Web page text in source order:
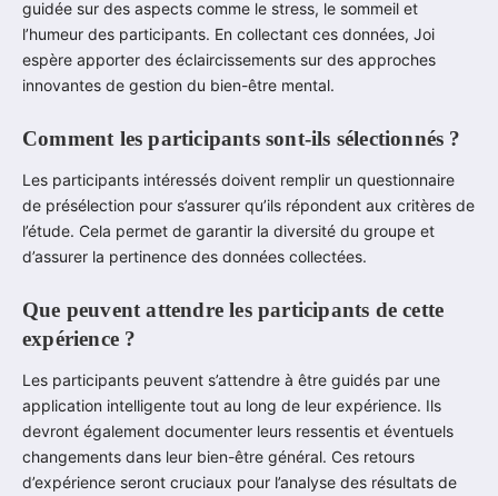
guidée sur des aspects comme le stress, le sommeil et
l’humeur des participants. En collectant ces données, Joi
espère apporter des éclaircissements sur des approches
innovantes de gestion du bien-être mental.
Comment les participants sont-ils sélectionnés ?
Les participants intéressés doivent remplir un questionnaire
de présélection pour s’assurer qu’ils répondent aux critères de
l’étude. Cela permet de garantir la diversité du groupe et
d’assurer la pertinence des données collectées.
Que peuvent attendre les participants de cette
expérience ?
Les participants peuvent s’attendre à être guidés par une
application intelligente tout au long de leur expérience. Ils
devront également documenter leurs ressentis et éventuels
changements dans leur bien-être général. Ces retours
d’expérience seront cruciaux pour l’analyse des résultats de